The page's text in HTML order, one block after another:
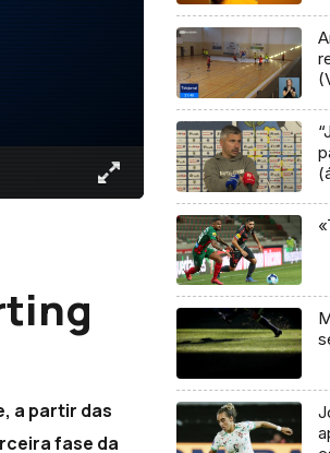
a partir das
fase da